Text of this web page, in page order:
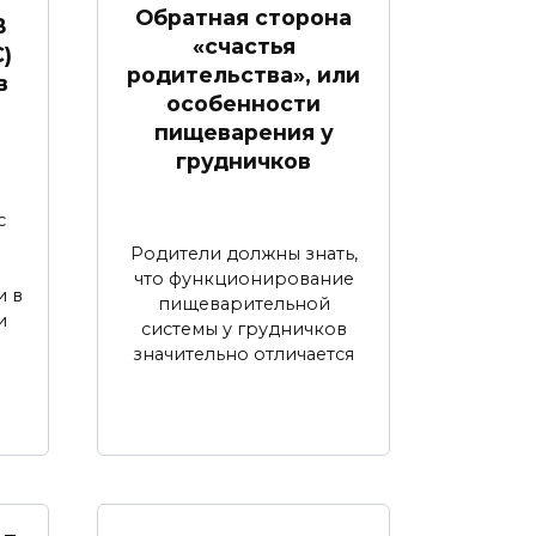
в
Обратная сторона
«счастья
родительства», или
особенности
пищеварения у
грудничков
Родители должны знать,
что функционирование
пищеварительной
системы у грудничков
значительно отличается